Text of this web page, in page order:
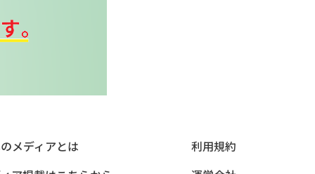
メディアとは
利用規約